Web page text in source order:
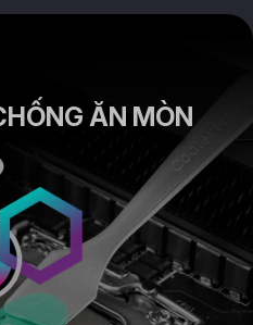
ĂN MÒN